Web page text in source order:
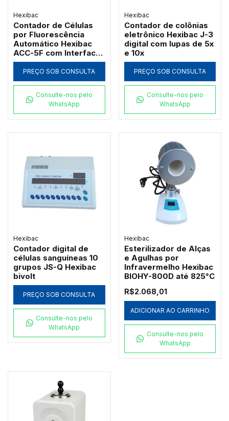
Hexibac
Contador de Células
por Fluorescência
Automático Hexibac
ACC-5F com Interface
Touch 10,1"
PREÇO SOB CONSULTA
Consulte-nos pelo
WhatsApp
Hexibac
Contador de colônias
eletrônico Hexibac J-3
digital com lupas de 5x
e 10x
PREÇO SOB CONSULTA
Consulte-nos pelo
WhatsApp
Hexibac
Contador digital de
células sanguíneas 10
grupos JS-Q Hexibac
bivolt
PREÇO SOB CONSULTA
Consulte-nos pelo
WhatsApp
Hexibac
Esterilizador de Alças
e Agulhas por
Infravermelho Hexibac
BIOHY-800D até 825°C
R$2.068,01
ADICIONAR AO CARRINHO
Consulte-nos pelo
WhatsApp